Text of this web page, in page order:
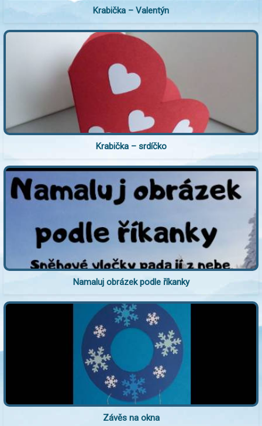
Krabička – Valentýn
Krabička – srdíčko
Namaluj obrázek podle říkanky
Závěs na okna